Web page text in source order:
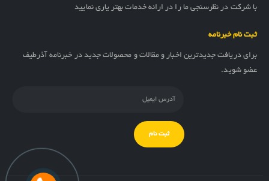
با شرکت در نظرسنجی ما را در ارائه خدمات بهتر یاری نمایید
ثبت نام خبرنامه
برای دریافت جدیدترین اخبار و مقالات و محصولات جدید در خبرنامه آذرطیف
عضو شوید.